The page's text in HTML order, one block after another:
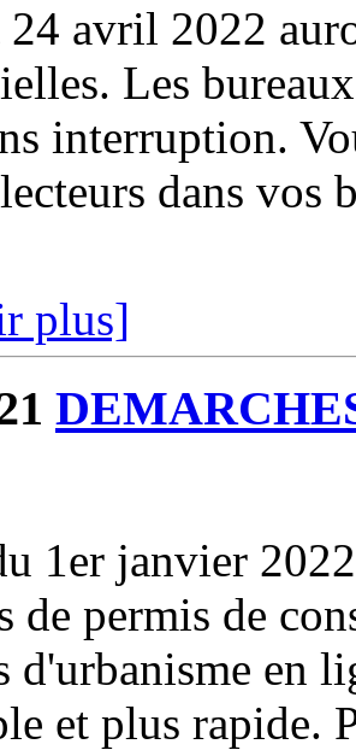
24 avril 2022
Les
interruption.
dans vos
plus]
1er janvier
de permis de
d'urbanisme en
et plus rapide.